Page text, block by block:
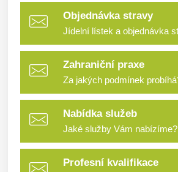
Objednávka stravy
Jídelní lístek a objednávka
Zahraniční praxe
Za jakých podmínek
Nabídka služeb
Jaké služby Vám nabízíme?
Profesní kvalifikace